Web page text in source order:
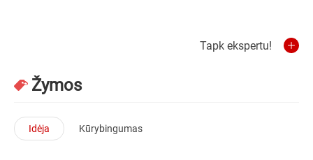
Tapk ekspertu!
Žymos
Idėja Kūrybingumas